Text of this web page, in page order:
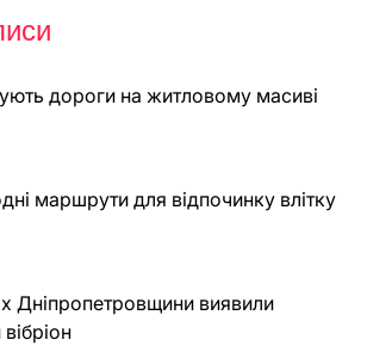
дороги на житловому масиві
маршрути для відпочинку влітку
Дніпропетровщини виявили